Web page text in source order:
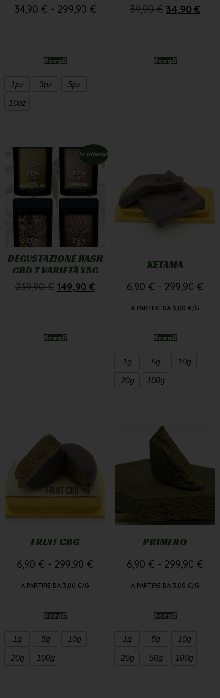
34,90 € - 299,90 €
Scegli
1pz 3pz 5pz
10pz
39,90€ 34,90 €
Scegli
In offerta!
DEGUSTAZIONE HASH
CBD 7 VARIETÀ X5G
239,90€ 149,90 €
Scegli
KETAMA
6,90 € - 299,90 €
A PARTIRE DA 3,00 €/G
Scegli
1g 5g 10g
20g 100g
FRUIT CBG
6,90 € - 299,90 €
A PARTIRE DA 3,00 €/G
Scegli
1g 5g 10g
20g 100g
PRIMERO
6,90 € - 299,90 €
A PARTIRE DA 3,00 €/G
Scegli
1g 5g 10g
20g 50g 100g